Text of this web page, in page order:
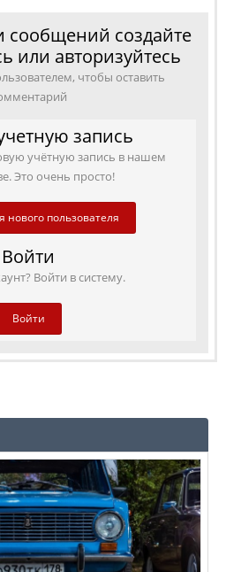
сообщений создайте
или авторизуйтесь
чтобы оставить
запись
учётную запись в нашем
Это очень просто!
нового пользователя
Войти
Войти в систему.
Войти